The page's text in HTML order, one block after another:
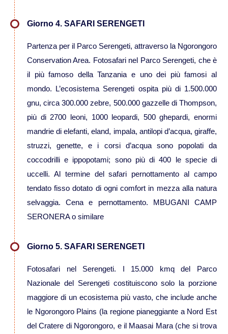
Viaggi in Kirghizistan
Viaggi in Maldive
Viaggi in Malesia
Viaggi in Mongolia
Viaggi in Nepal Tibet Bhutan
Viaggi in Sri Lanka
Viaggi in Tajikistan
Viaggi in Thailandia
Viaggi in Cambogia
Viaggi in Cina
Viaggi in Giappone
Giorno 4. SAFARI SERENGETI
Partenza per il Parco Serengeti, attraverso la Ngorongoro
Conservation Area. Fotosafari nel Parco Serengeti, che è
il più famoso della Tanzania e uno dei più famosi al
mondo. L’ecosistema Serengeti ospita più di 1.500.000
gnu, circa 300.000 zebre, 500.000 gazzelle di Thompson,
più di 2700 leoni, 1000 leopardi, 500 ghepardi, enormi
mandrie di elefanti, eland, impala, antilopi d’acqua, giraffe,
struzzi, genette, e i corsi d’acqua sono popolati da
coccodrilli e ippopotami; sono più di 400 le specie di
uccelli. Al termine del safari pernottamento al campo
tendato fisso dotato di ogni comfort in mezza alla natura
selvaggia. Cena e pernottamento. MBUGANI CAMP
SERONERA o similare
Giorno 5. SAFARI SERENGETI
Fotosafari nel Serengeti. I 15.000 kmq del Parco
Nazionale del Serengeti costituiscono solo la porzione
maggiore di un ecosistema più vasto, che include anche
le Ngorongoro Plains (la regione pianeggiante a Nord Est
del Cratere di Ngorongoro, e il Maasai Mara (che si trova